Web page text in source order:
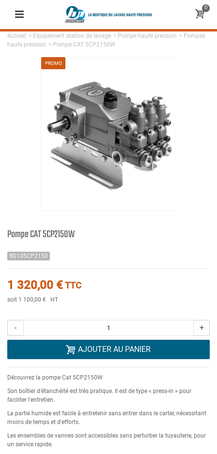
0
Accueil > Equipement station de lavage > Pompe haute pression > Pompes
haute pression > Pompe CAT 5CP2150W
PROMO
Pompe CAT 5CP2150W
RD135CP2150
1 320,00 €TTC
soit 1 100,00 € HT
- +
AJOUTER AU PANIER
Découvrez la pompe Cat 5CP2150W
Son boîtier d'étanchéité est très pratique. Il est de type « press-in » pour
faciliter l'entretien.
La partie humide est facile à entretenir sans entrer dans le carter, nécessitant
moins de temps et d'efforts.
Les ensembles de vannes sont accessibles sans perturber la tuyauterie, pour
un service rapide.